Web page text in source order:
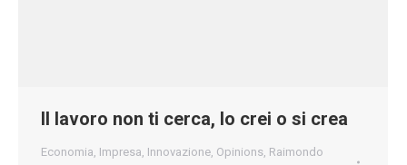
Il lavoro non ti cerca, lo crei o si crea
Economia, Impresa, Innovazione, Opinions, Raimondo